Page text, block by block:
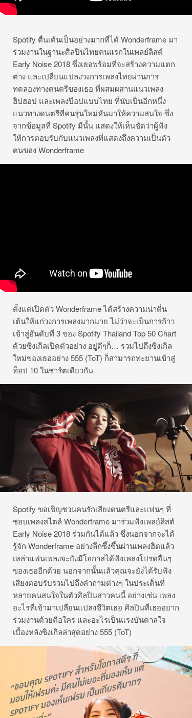
Spotify ตื่นเต้นเป็นอย่างมากที่ได้ Wonderframe มา
ร่วมงานในฐานะศิลปินไทยคนแรกในเพลย์ลิสต์
Early Noise 2018 ซึ่งเธอพร้อมที่จะสร้างความแตก
ต่าง และเปลี่ยนแปลงวงการเพลงไทยผ่านการ
ทดลองทางดนตรีของเธอ ที่ผสมผสานแนวเพลง
ฮิปฮอป และเพลงป๊อปแบบไทย ที่นับเป็นอีกหนึ่ง
แนวทางดนตรีที่คนรุ่นใหม่หันมาให้ความสนใจ ซึ่ง
จากข้อมูลที่ Spotify มีนั้น แสดงให้เห็นชัดว่าผู้ฟัง
ให้การตอบรับกับแนวเพลงที่แสดงถึงความเป็นตัว
ตนของ Wonderframe
ตั้งแต่เปิดตัว Wonderframe ได้สร้างความน่าตื่น
เต้นให้แก่วงการเพลงมากมาย ไม่ว่าจะเป็นการก้าว
เข้าสู่อันดับที่ 3 ของ Spotify Thailand Top 50 Chart
ด้วยซิงเกิลเปิดตัวอย่าง อยู่ดีๆก็… รวมไปถึงซิงเกิล
ใหม่ของเธออย่าง 555 (ToT) ก็สามารถทะยานเข้าสู่
ท็อป 10 ในชาร์ตเดียวกัน
Spotify ขอเชิญชวนคนรักเสียงดนตรีและแฟนๆ ที่
ชอบเพลงสไตล์ Wonderframe มาร่วมฟังเพลย์ลิสต์
Early Noise 2018 ร่วมกันได้แล้ว ซึ่งนอกจากจะได้
รู้จัก Wonderframe อย่างลึกซึ้งขึ้นผ่านเพลงฮิตแล้ว
เหล่าแฟนเพลงจะยังมีโอกาสได้ฟังเพลงโปรดอื่นๆ
ของเธออีกด้วย นอกจากนั้นแล้วคุณจะยังได้รับฟัง
เสียงตอบรับรวมไปถึงคำถามต่างๆ ในประเด็นที่
หลายคนสนใจในตัวศิลปินสาวคนนี้ อย่างเช่น เพลง
อะไรที่เข้ามาเปลี่ยนแปลงชีวิตเธอ ศิลปินที่เธออยาก
ร่วมงานด้วยคือใคร และอะไรเป็นแรงบันดาลใจ
เบื้องหลังซิงเกิลล่าสุดอย่าง 555 (ToT)